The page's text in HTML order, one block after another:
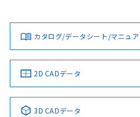
ダウンロードデータをご利用いただく
みください。
ソフトウェアの使用条件
対応済み
中国 RoHS 注意事項・凡例
LR型式承認
（イギリス
船舶規格）
DNV型式承認
（ノルウェー
No No
カタログ/データシート/マニュ
2D CADデータ
3D CADデータ